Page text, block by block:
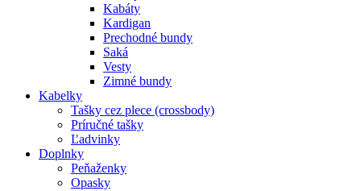
Kabáty
Kardigan
Prechodné bundy
Saká
Vesty
Zimné bundy
Kabelky
Tašky cez plece (crossbody)
Príručné tašky
Ľadvinky
Doplnky
Peňaženky
Opasky